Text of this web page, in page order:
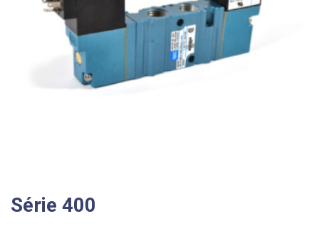
Série 400